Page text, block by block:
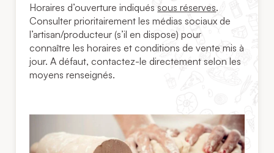
Horaires d’ouverture indiqués sous réserves.
Consulter prioritairement les médias sociaux de
l’artisan/producteur (s’il en dispose) pour
connaître les horaires et conditions de vente mis à
jour. A défaut, contactez-le directement selon les
moyens renseignés.